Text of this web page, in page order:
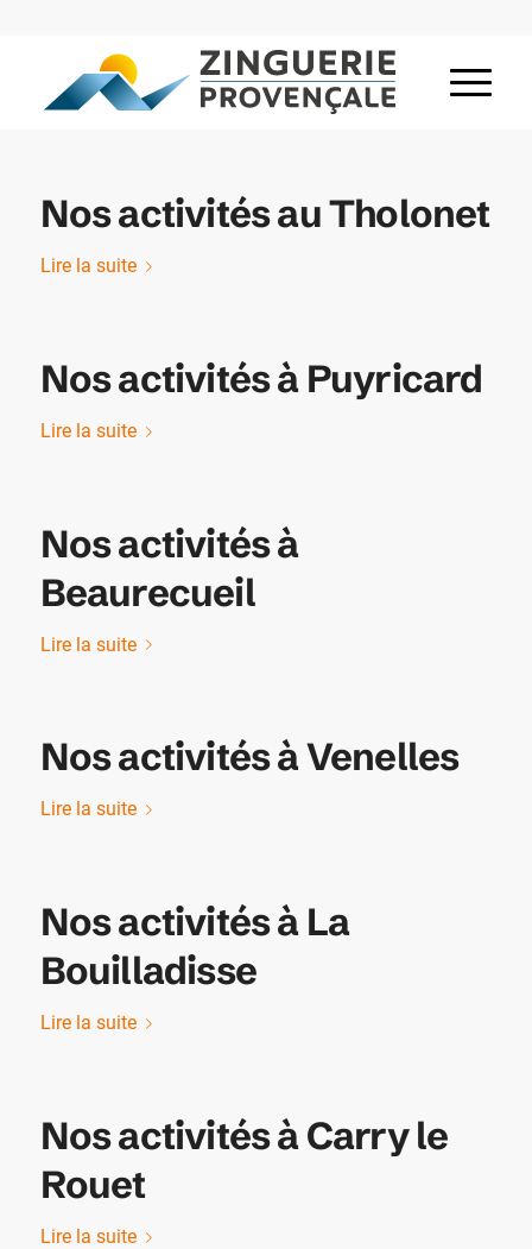
Nos activités au Tholonet
Lire la suite
Nos activités à Puyricard
Lire la suite
Nos activités à
Beaurecueil
Lire la suite
Nos activités à Venelles
Lire la suite
Nos activités à La
Bouilladisse
Lire la suite
Nos activités à Carry le
Rouet
Lire la suite